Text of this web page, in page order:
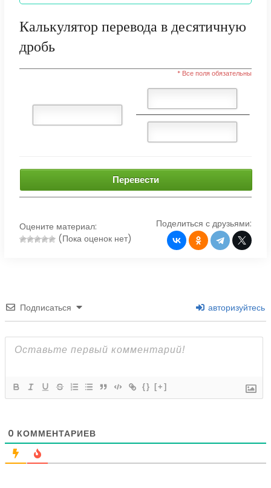
Калькулятор перевода в десятичную
дробь
* Все поля обязательны
Перевести
Оцените материал:
(Пока оценок нет)
Поделиться с друзьями:
Подписаться авторизуйтесь
{} [+]
0 КОММЕНТАРИЕВ